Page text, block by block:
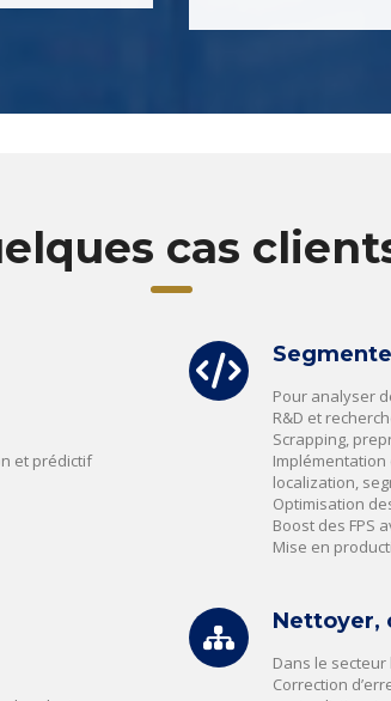
cas
et prédictif
Pour analyser
R&D et
Scrapping,
Implémentation
localization,
Optimisation
Boost des FPS
Mise en
Nettoyer,
Dans le secteur
Correction